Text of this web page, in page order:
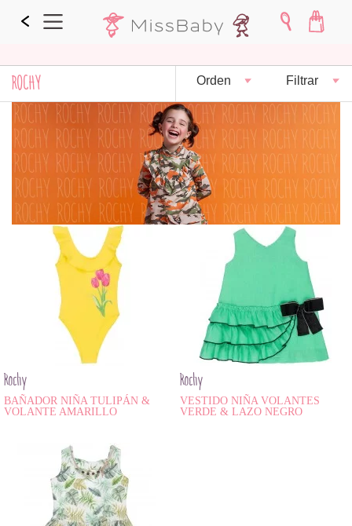
ROCHY Orden Filtrar
Rochy
BAÑADOR NIÑA TULIPÁN &
VOLANTE AMARILLO
Rochy
VESTIDO NIÑA VOLANTES
VERDE & LAZO NEGRO